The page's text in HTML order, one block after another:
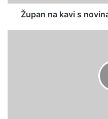
Župan na kavi s